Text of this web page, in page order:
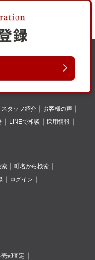
スタッフ紹介
お客様の声
LINEで相談
採用情報
索
町名から検索
ログイン
売却査定